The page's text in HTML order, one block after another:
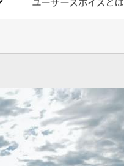
ユーザーズボイスとは